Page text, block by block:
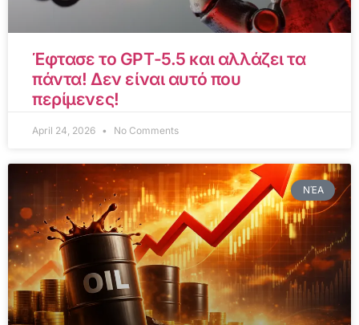
Έφτασε το GPT-5.5 και αλλάζει τα
πάντα! Δεν είναι αυτό που
περίμενες!
April 24, 2026 No Comments
ΝΈΑ